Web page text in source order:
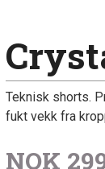
Teknisk shorts.
fukt vekk fra
NOK